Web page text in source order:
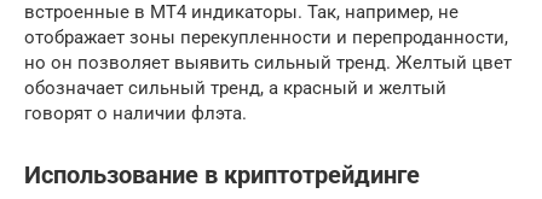
встроенные в МТ4 индикаторы. Так, например, не
отображает зоны перекупленности и перепроданности,
но он позволяет выявить сильный тренд. Желтый цвет
обозначает сильный тренд, а красный и желтый
говорят о наличии флэта.
Использование в криптотрейдинге